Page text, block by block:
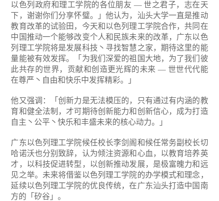
以色列政府和理工学院的各位朋友 — 世之君子，志在天
下，谢谢你们分享怀璧。」他认为，汕头大学一直是推动
教育改革的试验田，今天和以色列理工学院合作，共同在
中国推动一个能够改变个人和民族未来的改革，广东以色
列理工学院将是发展科技丶寻找智慧之家，期待这里的能
量能被有效发挥。「为我们深爱的祖国大地，为了我们彼
此共存的世界，贡献和创造更光辉的未来 — 世世代代能
在尊严丶自由和快乐中发挥精彩。」
他又强调：「创新力是无法模压的，只有通过有内涵的教
育和健全法制，才可期待创新能力和创新信心，成为打造
自主丶公平丶快乐和丰盛未来的核心动力。」
广东以色列理工学院候任校长李剑阁和候任常务副校长切
哈诺沃也分别致辞，认为倾注资源和心血，以教育培养英
才，以科技促进转型，以创新推动发展，是极富魄力和远
见之举。未来将借鉴以色列理工学院的办学模式和理念，
延续以色列理工学院的优良传统，在广东汕头打造中国南
方的「矽谷」。